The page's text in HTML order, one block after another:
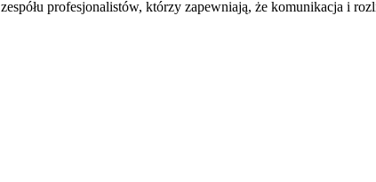
profesjonalistów, którzy zapewniają, że komunikacja i